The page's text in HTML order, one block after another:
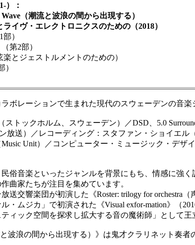
）：
（潮流と波浪の間から出現する）
ヴ・エレクトロニクスのための（2018）
）
第2部）
ェストルメントのための）
レーションで生まれた現代のスウェーデンの音
トックホルム、スウェーデン）／DSD、5.0
送）／レコーディング：スタファン・ショイエル
Unit）／コンピューター・ミュージック・デザ
音楽といったジャンルを背景にもち、情感に強
曲家たちが注目を集めています。
交響楽団が初演した《Roster: trilogy for orchestra
ムジカ」で初演された《Visual exfor-mation》（
ィック空間を探求し拡大する音の魔術師」として王
と波浪の間から出現する）》は鬼才クラリネット奏